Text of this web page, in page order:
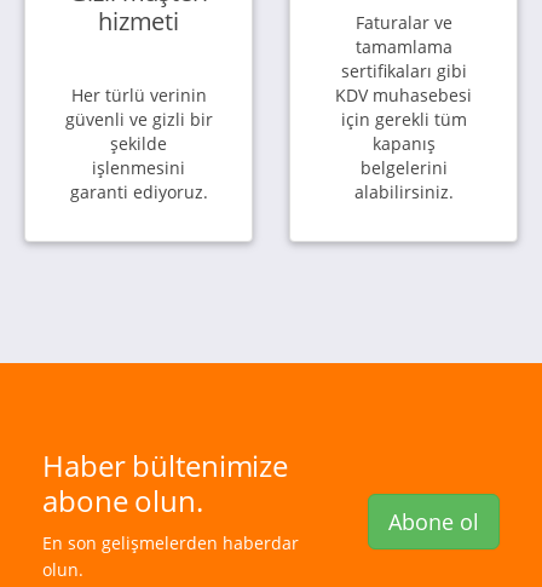
hizmeti
Her türlü verinin
güvenli ve gizli bir
şekilde
işlenmesini
garanti ediyoruz.
Faturalar ve
tamamlama
sertifikaları gibi
KDV muhasebesi
için gerekli tüm
kapanış
belgelerini
alabilirsiniz.
Haber bültenimize
abone olun.
En son gelişmelerden haberdar
olun.
Abone ol